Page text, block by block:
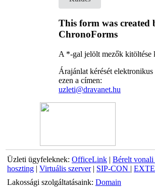
This form was created
ChronoForms
A *-gal jelölt mezők kitöltése
Árajánlat kérését
ezen a címen:
uzleti@dravanet.hu
Üzleti ügyfeleknek: OfficeLink | Bérelt vonali
hoszting | Virtuális szerver| SIP-CON |
Lakossági szolgáltatásaink: Domain